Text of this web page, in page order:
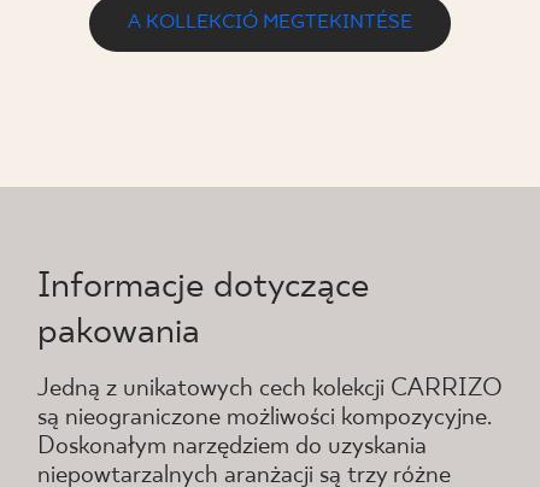
A KOLLEKCIÓ MEGTEKINTÉSE
Informacje dotyczące
pakowania
Jedną z unikatowych cech kolekcji CARRIZO
są nieograniczone możliwości kompozycyjne.
Doskonałym narzędziem do uzyskania
niepowtarzalnych aranżacji są trzy różne